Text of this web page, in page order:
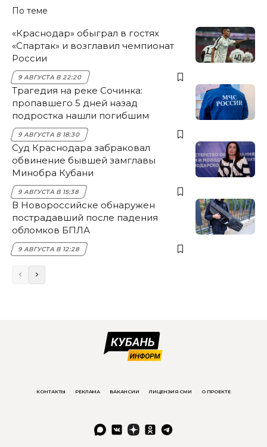
По теме
«Краснодар» обыграл в гостях
«Спартак» и возглавил чемпионат
России
9 АВГУСТА В 22:20
Трагедия на реке Сочинка:
пропавшего 5 дней назад
подростка нашли погибшим
9 АВГУСТА В 18:30
Суд Краснодара забраковал
обвинение бывшей замглавы
Минобра Кубани
9 АВГУСТА В 15:38
В Новороссийске обнаружен
пострадавший после падения
обломков БПЛА
9 АВГУСТА В 12:28
КОНТАКТЫ РЕКЛАМА ВАКАНСИИ ЛИЦЕНЗИЯ СМИ О ПРОЕКТЕ